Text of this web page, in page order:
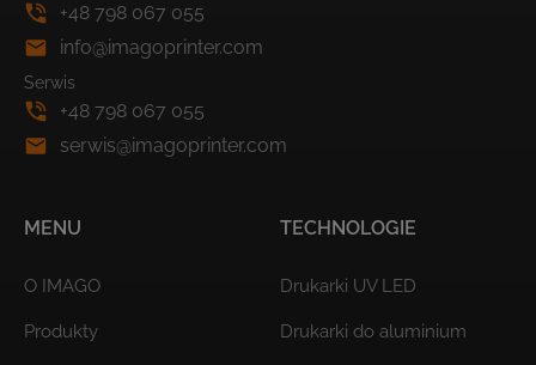
+48 798 067 055
info@imagoprinter.com
Serwis
+48 798 067 055
serwis@imagoprinter.com
MENU
O IMAGO
Produkty
TECHNOLOGIE
Drukarki UV LED
Drukarki do aluminium